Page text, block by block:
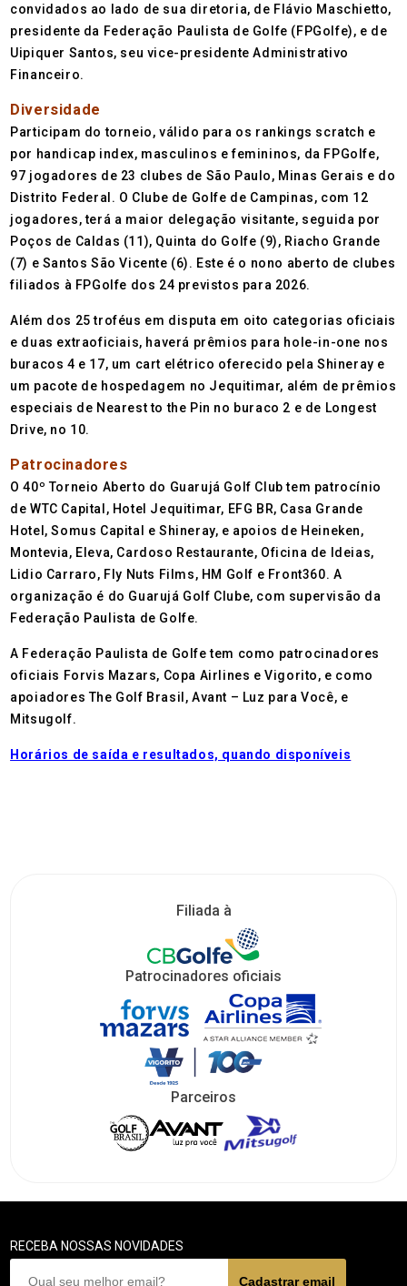
convidados ao lado de sua diretoria, de Flávio Maschietto,
presidente da Federação Paulista de Golfe (FPGolfe), e de
Uipiquer Santos, seu vice-presidente Administrativo
Financeiro.
Diversidade
Participam do torneio, válido para os rankings scratch e
por handicap index, masculinos e femininos, da FPGolfe,
97 jogadores de 23 clubes de São Paulo, Minas Gerais e do
Distrito Federal. O Clube de Golfe de Campinas, com 12
jogadores, terá a maior delegação visitante, seguida por
Poços de Caldas (11), Quinta do Golfe (9), Riacho Grande
(7) e Santos São Vicente (6). Este é o nono aberto de clubes
filiados à FPGolfe dos 24 previstos para 2026.
Além dos 25 troféus em disputa em oito categorias oficiais
e duas extraoficiais, haverá prêmios para hole-in-one nos
buracos 4 e 17, um cart elétrico oferecido pela Shineray e
um pacote de hospedagem no Jequitimar, além de prêmios
especiais de Nearest to the Pin no buraco 2 e de Longest
Drive, no 10.
Patrocinadores
O 40º Torneio Aberto do Guarujá Golf Club tem patrocínio
de WTC Capital, Hotel Jequitimar, EFG BR, Casa Grande
Hotel, Somus Capital e Shineray, e apoios de Heineken,
Montevia, Eleva, Cardoso Restaurante, Oficina de Ideias,
Lidio Carraro, Fly Nuts Films, HM Golf e Front360. A
organização é do Guarujá Golf Clube, com supervisão da
Federação Paulista de Golfe.
A Federação Paulista de Golfe tem como patrocinadores
oficiais Forvis Mazars, Copa Airlines e Vigorito, e como
apoiadores The Golf Brasil, Avant – Luz para Você, e
Mitsugolf.
Horários de saída e resultados, quando disponíveis
Filiada à
Patrocinadores oficiais
Parceiros
RECEBA NOSSAS NOVIDADES